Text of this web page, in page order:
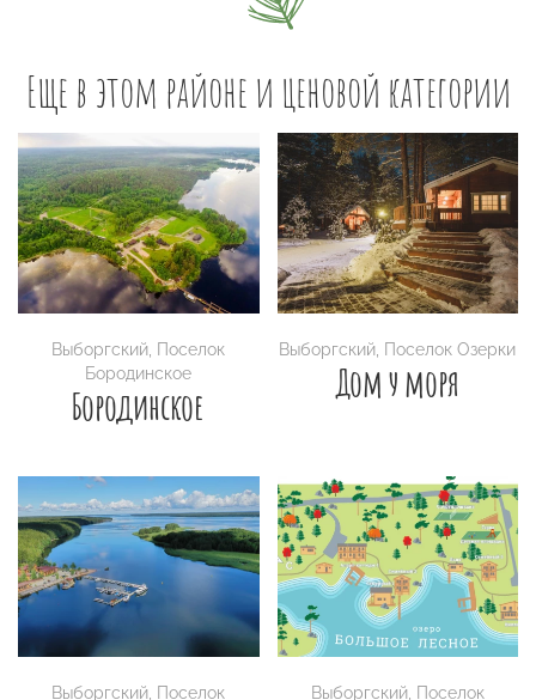
Еще в этом районе и ценовой категории
Выборгский Поселок
Бородинское
Бородинское
Выборгский Поселок Озерки
Дом у моря
Выборгский Поселок
Выборгский, Поселок